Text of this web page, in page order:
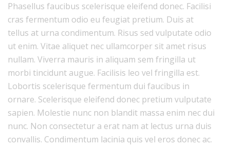
Phasellus faucibus scelerisque eleifend donec. Facilisi
cras fermentum odio eu feugiat pretium. Duis at
tellus at urna condimentum. Risus sed vulputate odio
ut enim. Vitae aliquet nec ullamcorper sit amet risus
nullam. Viverra mauris in aliquam sem fringilla ut
morbi tincidunt augue. Facilisis leo vel fringilla est.
Lobortis scelerisque fermentum dui faucibus in
ornare. Scelerisque eleifend donec pretium vulputate
sapien. Molestie nunc non blandit massa enim nec dui
nunc. Non consectetur a erat nam at lectus urna duis
convallis. Condimentum lacinia quis vel eros donec ac.